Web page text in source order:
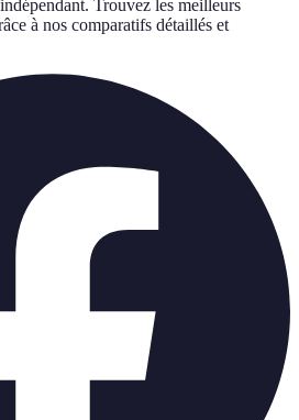
Trouvez les meilleurs
à nos comparatifs détaillés et